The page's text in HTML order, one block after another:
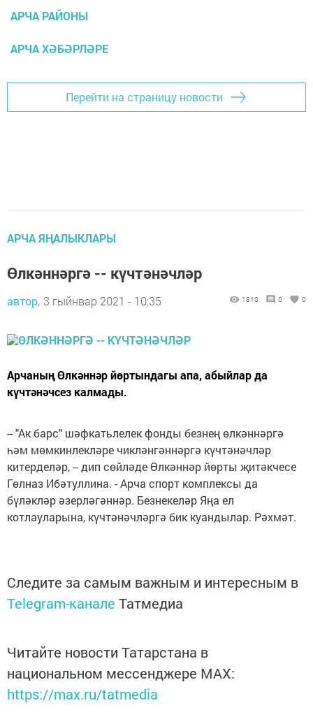
АРЧА РАЙОНЫ
АРЧА ХӘБӘРЛӘРЕ
Перейти на страницу новости
АРЧА ЯҢАЛЫКЛАРЫ
Өлкәннәргә -- күчтәнәчләр
автор, 3 гыйнвар 2021 - 10:35 1810 0 0
Арчаның Өлкәннәр йөртындагы апа, абыйлар да
күчтәнәчсез калмады.
-- "Ак барс" шәфкатьлелек фонды безнең өлкәннәргә
һәм мөмкинлекләре чикләнгәннәргә күчтәнәчләр
китерделәр, -- дип сөйләде Өлкәннәр йөрты җитәкчесе
Гөлназ Ибәтуллина. - Арча спорт комплексы да
бүләкләр әзерләгәннәр. Безнекеләр Яңа ел
котлауларына, күчтәнәчләргә бик куандылар. Рәхмәт.
Следите за самым важным и интересным в
Telegram-канале Татмедиа
Читайте новости Татарстана в
национальном мессенджере MАХ:
https://max.ru/tatmedia